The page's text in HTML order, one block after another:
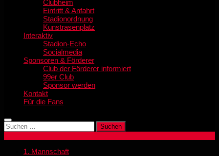
Clubheim
Eintritt & Anfahrt
Stadionordnung
Kunstrasenplatz
Interaktiv
Stadion-Echo
Socialmedia
Sponsoren & Förderer
Club der Förderer informiert
99er Club
Sponsor werden
Kontakt
Für die Fans
Suchen
nach:
1. Mannschaft